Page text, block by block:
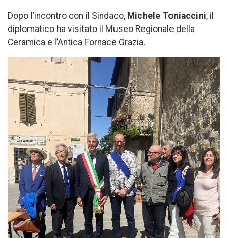
Dopo l’incontro con il Sindaco, Michele Toniaccini, il
diplomatico ha visitato il Museo Regionale della
Ceramica e l’Antica Fornace Grazia.